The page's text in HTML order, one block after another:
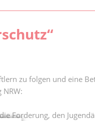
Lippischen
im Landtag
zu folgen und eine
Forderung, den